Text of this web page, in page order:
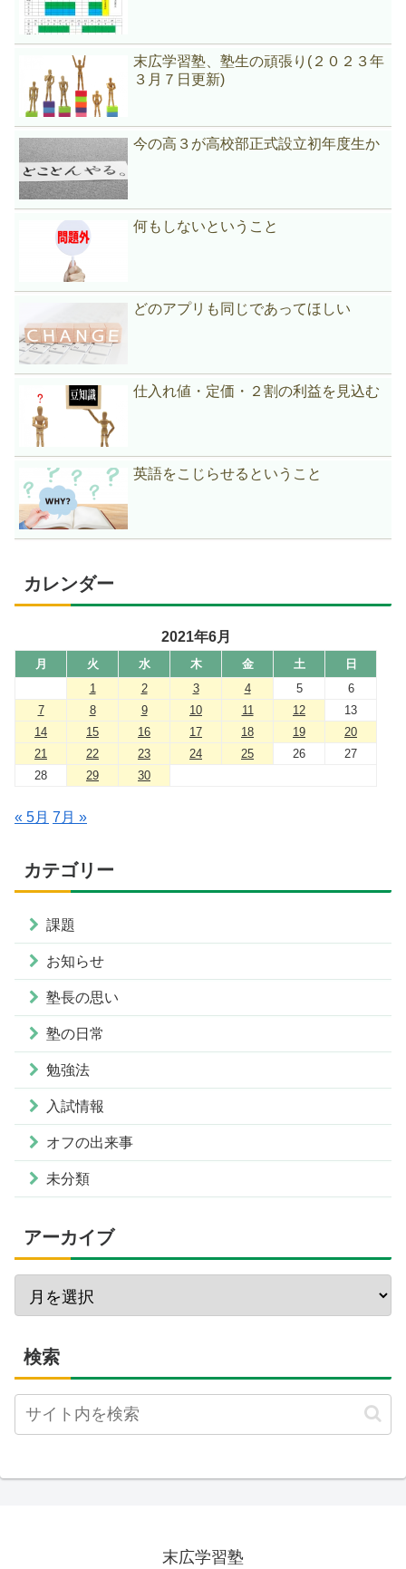
末広学習塾、塾生の頑張り(２０２３年
３月７日更新)
今の高３が高校部正式設立初年度生か
何もしないということ
どのアプリも同じであってほしい
仕入れ値・定価・２割の利益を見込む
英語をこじらせるということ
カレンダー
2021年6月
月 火 水 木 金 土
日
1
2 3 4 5
6
7
8 9 10 11 12
13
14
15 16 17 18 19
20
21
22 23 24 25 26
27
28
29 30
« 5月 7月 »
カテゴリー
課題
お知らせ
塾長の思い
塾の日常
勉強法
入試情報
オフの出来事
未分類
アーカイブ
検索
末広学習塾